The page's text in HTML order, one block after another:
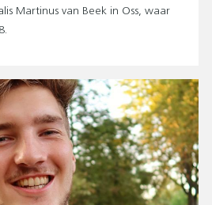
Martinus van Beek in Oss, waar